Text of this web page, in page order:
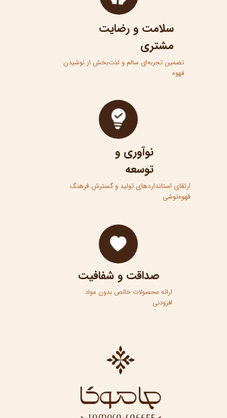
سلامت و رضایت
مشتری​​​​​​​​​​​​​​​​​
تضمین تجربه‌ای سالم و لذت‌بخش از نوشیدن
قهوه​​​​​​​​​​​​​​
نوآوری و
توسعه
ارتقای استانداردهای تولید و گسترش فرهنگ
قهوه‌نوشی​​​​​​​
صداقت و شفافیت
ارائه محصولات خالص بدون مواد
افزودنی